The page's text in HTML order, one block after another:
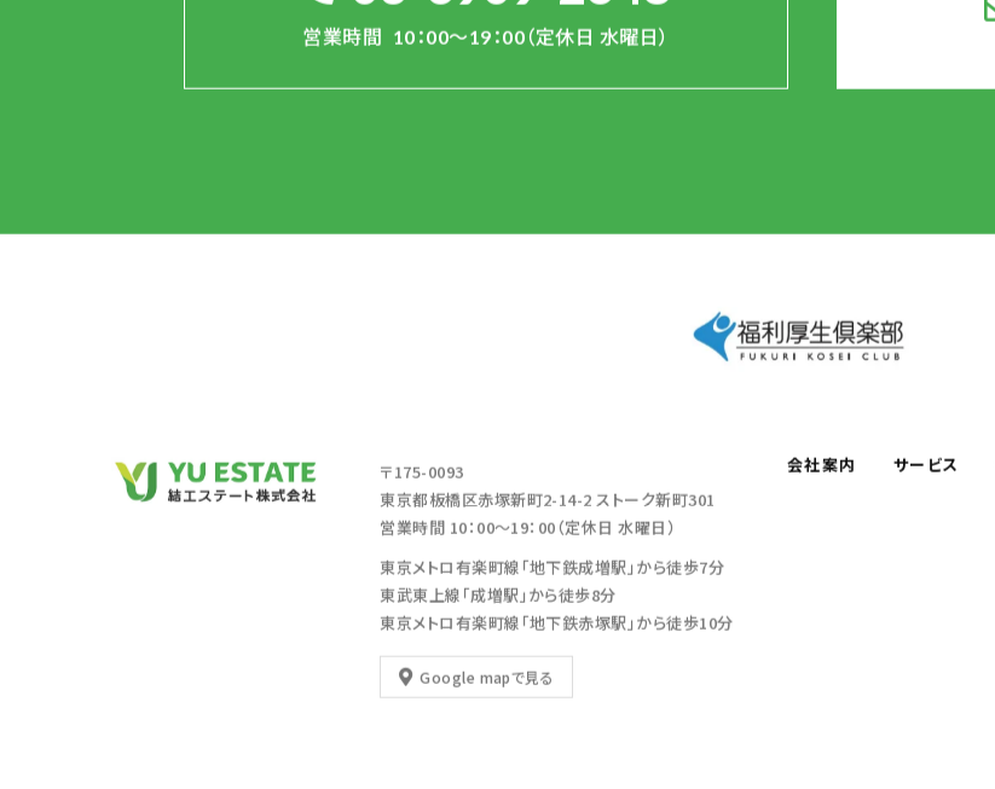
営業時間 10：00～19：00（定休日 水曜日）
〒175-0093
東京都板橋区赤塚新町2-14-2 ストーク新町301
営業時間 10：00～19：00（定休日 水曜日）
東京メトロ有楽町線「地下鉄成増駅」から徒歩7分
東武東上線「成増駅」から徒歩8分
東京メトロ有楽町線「地下鉄赤塚駅」から徒歩10分
Google mapで見る
会社案内 サービス